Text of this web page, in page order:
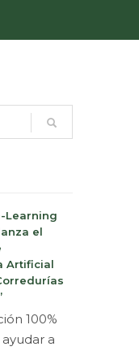
Learning
el
Artificial
100%
a